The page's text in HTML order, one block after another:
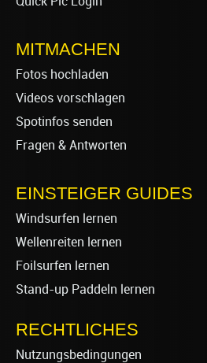
MITMACHEN
Fotos hochladen
Videos vorschlagen
Spotinfos senden
Fragen & Antworten
EINSTEIGER GUIDES
Windsurfen lernen
Wellenreiten lernen
Foilsurfen lernen
Stand-up Paddeln lernen
RECHTLICHES
Nutzungsbedingungen